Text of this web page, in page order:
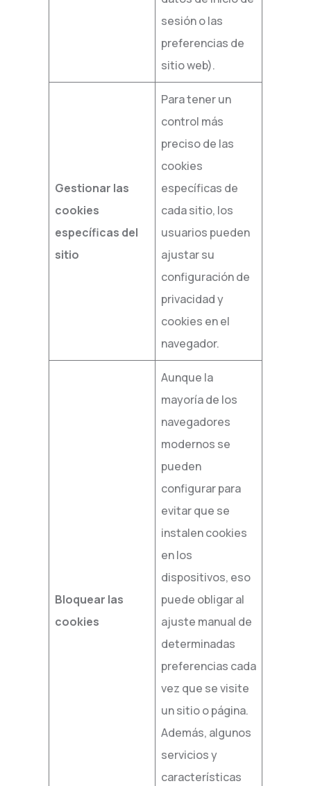
sesión o las
preferencias de
sitio web).
Gestionar las
cookies
específicas del
sitio
Para tener un
control más
preciso de las
cookies
específicas de
cada sitio, los
usuarios pueden
ajustar su
configuración de
privacidad y
cookies en el
navegador.
Bloquear las
cookies
Aunque la
mayoría de los
navegadores
modernos se
pueden
configurar para
evitar que se
instalen cookies
en los
dispositivos, eso
puede obligar al
ajuste manual de
determinadas
preferencias cada
vez que se visite
un sitio o página.
Además, algunos
servicios y
características